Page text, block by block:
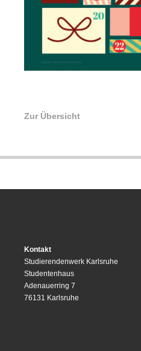
Zur Übersicht
Kontakt
Studierendenwerk Karlsruhe
Studentenhaus
Adenauerring 7
76131 Karlsruhe